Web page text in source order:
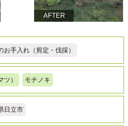
AFTER
お手入れ（剪定・伐採）
ツ） モチノキ
日立市